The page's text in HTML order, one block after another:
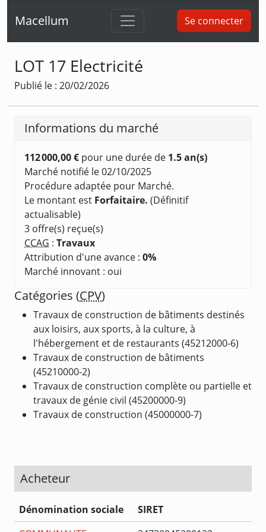
Macellum Se connecter
LOT 17 Electricité
Publié le : 20/02/2026
Informations du marché
112 000,00 € pour une durée de 1.5 an(s)
Marché notifié le 02/10/2025
Procédure adaptée pour Marché.
Le montant est Forfaitaire. (Définitif
actualisable)
3 offre(s) reçue(s)
CCAG : Travaux
Attribution d'une avance : 0%
Marché innovant : oui
Catégories (CPV)
Travaux de construction de bâtiments destinés
aux loisirs, aux sports, à la culture, à
l'hébergement et de restaurants (45212000-6)
Travaux de construction de bâtiments
(45210000-2)
Travaux de construction complète ou partielle et
travaux de génie civil (45200000-9)
Travaux de construction (45000000-7)
Acheteur
Dénomination sociale
SIRET